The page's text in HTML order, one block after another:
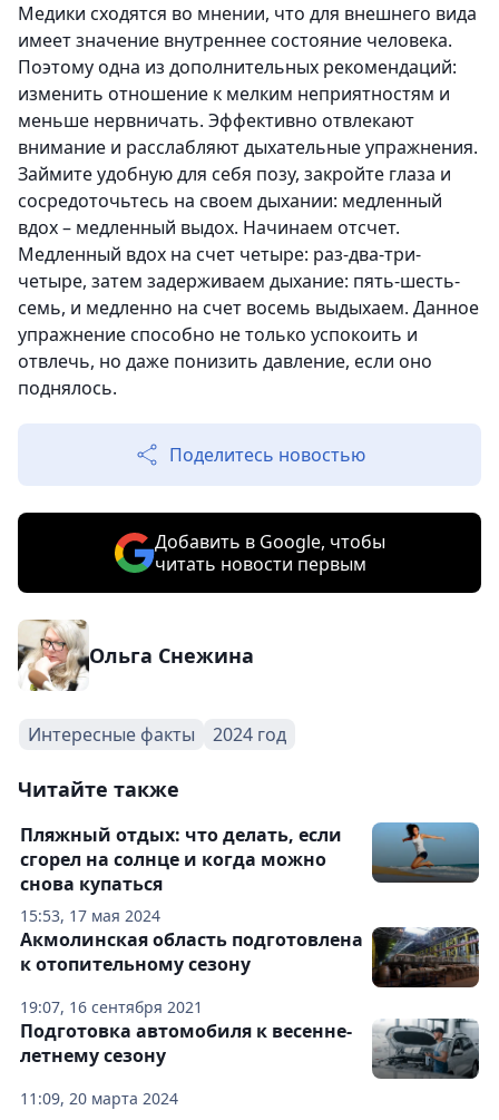
Медики сходятся во мнении, что для внешнего вида
имеет значение внутреннее состояние человека.
Поэтому одна из дополнительных рекомендаций:
изменить отношение к мелким неприятностям и
меньше нервничать. Эффективно отвлекают
внимание и расслабляют дыхательные упражнения.
Займите удобную для себя позу, закройте глаза и
сосредоточьтесь на своем дыхании: медленный
вдох – медленный выдох. Начинаем отсчет.
Медленный вдох на счет четыре: раз-два-три-
четыре, затем задерживаем дыхание: пять-шесть-
семь, и медленно на счет восемь выдыхаем. Данное
упражнение способно не только успокоить и
отвлечь, но даже понизить давление, если оно
поднялось.
Поделитесь новостью
Добавить в Google, чтобы
читать новости первым
Ольга Снежина
Интересные факты 2024 год
Читайте также
15:53, 17 мая 2024
Пляжный отдых: что делать, если
сгорел на солнце и когда можно
снова купаться
19:07, 16 сентября 2021
Акмолинская область подготовлена
к отопительному сезону
11:09, 20 марта 2024
Подготовка автомобиля к весенне-
летнему сезону